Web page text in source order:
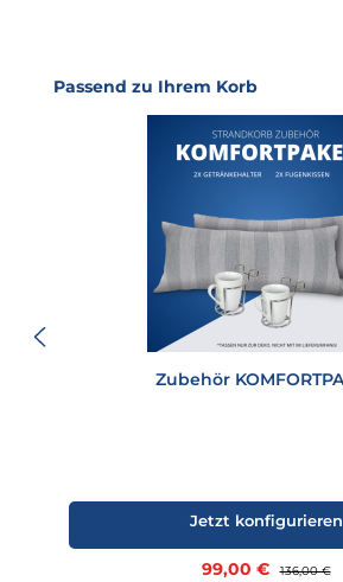
Produktgalerie überspringen
Passend zu Ihrem Korb
Zubehör
Verkaufspreis:
99,00 € Regulärer
136,00 €
Jetzt konfigurieren